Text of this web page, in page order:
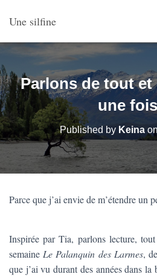
Une silfine
Parlons de tout
une
Published by Keinaon
Parce que j’ai envie de m’étendre un
Inspirée par Tia, parlons lecture,
semaine Le Palanquin des Larmes,
que j’ai vu durant des années dans